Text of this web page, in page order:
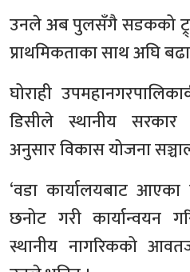
उनले अब पुलसँगै सडकको
प्राथमिकताका साथ अघि
घोराही
डिसीले स्थानीय
अनुसार विकास योजना
‘वडा कार्यालयबाट
छनोट गरी कार्यान्वयन
स्थानीय नागरिकको